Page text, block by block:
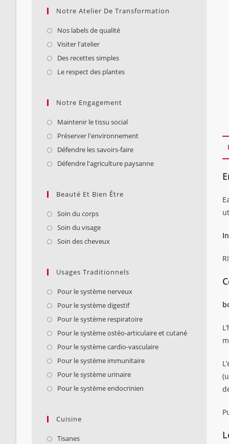
Notre Atelier De Transformation
Nos labels de qualité
Visiter l'atelier
Des recettes simples
Le respect des plantes
Notre Engagement
Maintenir le tissu social
Préserver l'environnement
Défendre les savoirs-faire
Défendre l'agriculture paysanne
Beauté Et Bien Être
Soin du corps
Soin du visage
Soin des cheveux
Usages Traditionnels
Pour le système nerveux
Pour le système digestif
Pour le système respiratoire
Pour le système ostéo-articulaire et cutané
Pour le système cardio-vasculaire
Pour le système immunitaire
Pour le système urinaire
Pour le système endocrinien
Cuisine
Tisanes